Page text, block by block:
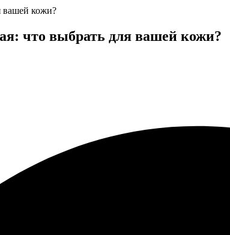
вашей кожи?
что выбрать для вашей кожи?